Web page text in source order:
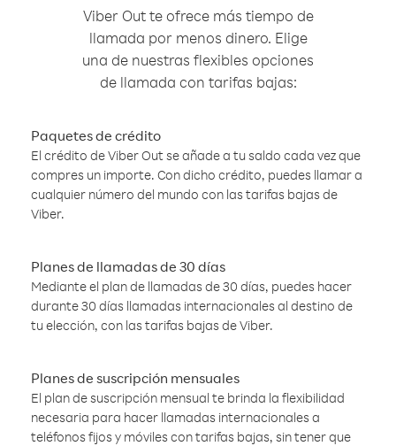
Viber Out te ofrece más tiempo de
llamada por menos dinero. Elige
una de nuestras flexibles opciones
de llamada con tarifas bajas:
Paquetes de crédito
El crédito de Viber Out se añade a tu saldo cada vez que
compres un importe. Con dicho crédito, puedes llamar a
cualquier número del mundo con las tarifas bajas de
Viber.
Planes de llamadas de 30 días
Mediante el plan de llamadas de 30 días, puedes hacer
durante 30 días llamadas internacionales al destino de
tu elección, con las tarifas bajas de Viber.
Planes de suscripción mensuales
El plan de suscripción mensual te brinda la flexibilidad
necesaria para hacer llamadas internacionales a
teléfonos fijos y móviles con tarifas bajas, sin tener que